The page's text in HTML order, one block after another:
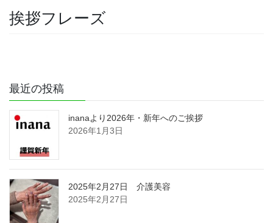
挨拶フレーズ
最近の投稿
inanaより2026年・新年へのご挨拶
2026年1月3日
2025年2月27日 介護美容
2025年2月27日